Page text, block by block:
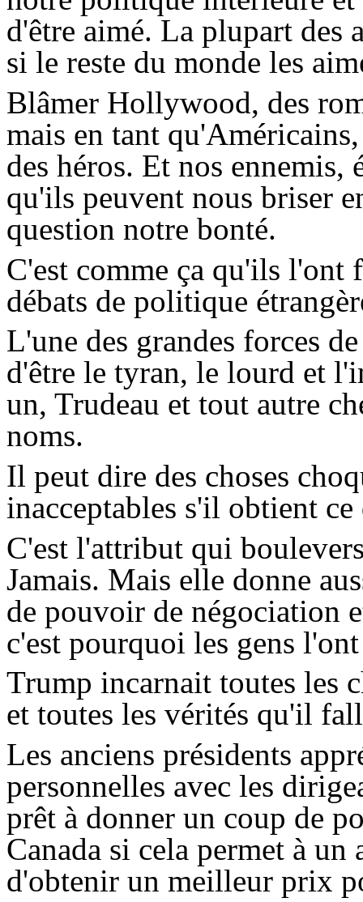
d'être aimé. La plupart des
si le reste du monde les
Blâmer Hollywood, des
mais en tant
des héros. Et nos ennemis,
qu'ils peuvent nous briser
question notre bonté.
C'est comme ça qu'ils l'ont
débats de politique
L'une des grandes forces
d'être le tyran, le lourd et
un, Trudeau et tout autre
noms.
Il peut dire des choses
inacceptables s'il obtient
C'est l'attribut qui
Jamais. Mais elle donne
de pouvoir de négociation
c'est pourquoi les gens
Trump incarnait toutes les
et toutes les vérités qu'il
Les anciens présidents
personnelles avec les
prêt à donner un coup de
Canada si cela permet à
d'obtenir un meilleur prix